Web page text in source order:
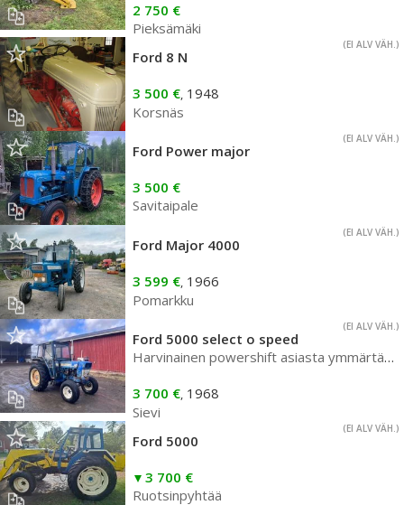
2 750 €
Pieksämäki
(EI ALV VÄH.)
Ford 8 N
3 500 €, 1948
Korsnäs
(EI ALV VÄH.)
Ford Power major
3 500 €
Savitaipale
(EI ALV VÄH.)
Ford Major 4000
3 599 €, 1966
Pomarkku
(EI ALV VÄH.)
Ford 5000 select o speed
Harvinainen powershift asiasta ymmärtävälle
3 700 €, 1968
Sievi
(EI ALV VÄH.)
Ford 5000
3 700 €
Ruotsinpyhtää